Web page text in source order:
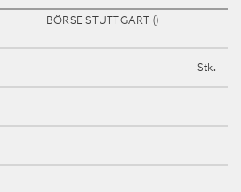
BÖRSE STUTTGART ()
Stk.